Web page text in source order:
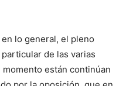
lo general, el pleno
de las varias
están continúan